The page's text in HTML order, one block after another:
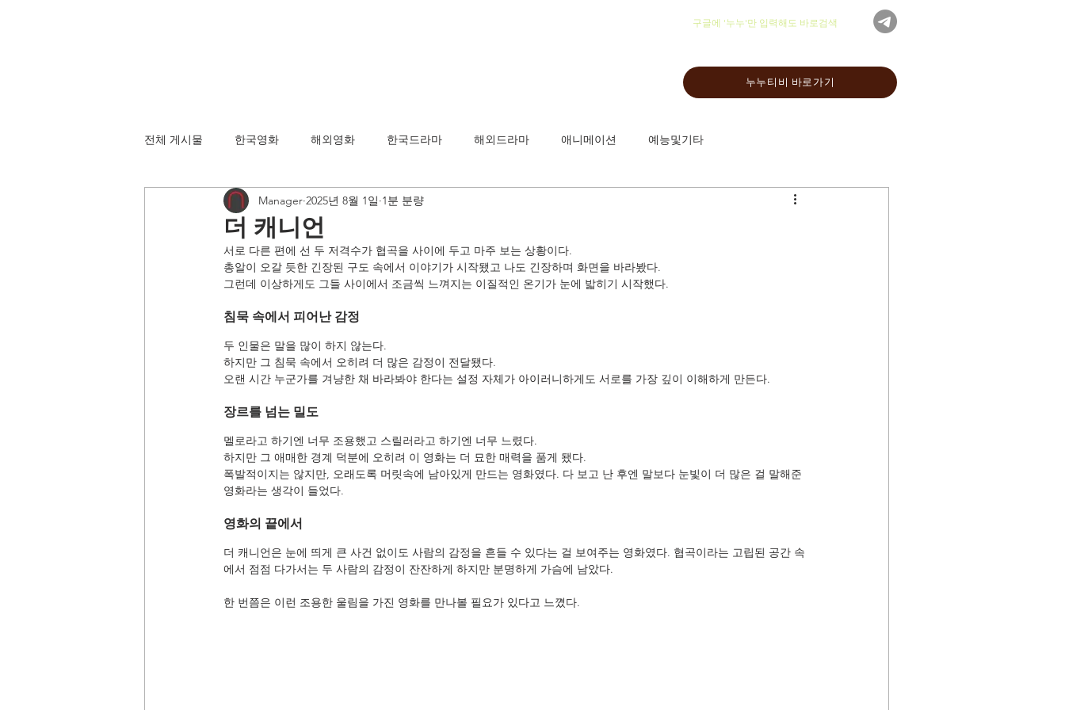
​구글에 '누누'만 입력해도 바로검색
누누티비 바로가기
전체 게시물 한국영화 해외영화 한국드라마 해외드라마 애니메이션 예능및기타
더 캐니언
Manager 2025년 8월 1일 1분 분량
서로 다른 편에 선 두 저격수가 협곡을 사이에 두고 마주 보는 상황이다.
총알이 오갈 듯한 긴장된 구도 속에서 이야기가 시작됐고 나도 긴장하며 화면을 바라봤다.
그런데 이상하게도 그들 사이에서 조금씩 느껴지는 이질적인 온기가 눈에 밟히기 시작했다.
침묵 속에서 피어난 감정
두 인물은 말을 많이 하지 않는다.
하지만 그 침묵 속에서 오히려 더 많은 감정이 전달됐다.
오랜 시간 누군가를 겨냥한 채 바라봐야 한다는 설정 자체가 아이러니하게도 서로를 가장 깊이 이해하게 만든다.
장르를 넘는 밀도
멜로라고 하기엔 너무 조용했고 스릴러라고 하기엔 너무 느렸다.
하지만 그 애매한 경계 덕분에 오히려 이 영화는 더 묘한 매력을 품게 됐다.
폭발적이지는 않지만, 오래도록 머릿속에 남아있게 만드는 영화였다. 다 보고 난 후엔 말보다 눈빛이 더 많은 걸 말해준
영화라는 생각이 들었다.
영화의 끝에서
더 캐니언은 눈에 띄게 큰 사건 없이도 사람의 감정을 흔들 수 있다는 걸 보여주는 영화였다. 협곡이라는 고립된 공간 속
에서 점점 다가서는 두 사람의 감정이 잔잔하게 하지만 분명하게 가슴에 남았다.
한 번쯤은 이런 조용한 울림을 가진 영화를 만나볼 필요가 있다고 느꼈다.